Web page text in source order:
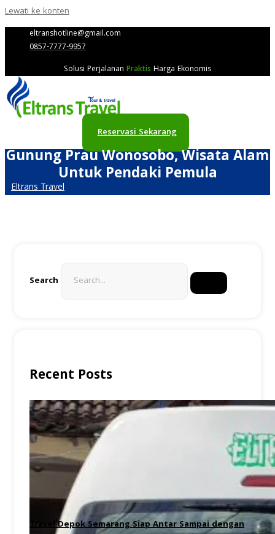
Lewati ke konten
eltranshotline@gmail.com
0857-7777-9957
Solusi Perjalanan Praktis Harga Ekonomis
Reservasi Sekarang
Gunung Prau Wonosobo, Wisata Alam
Untuk Pendaki Pemula
Eltrans Travel
Search
Recent Posts
Travel Depok Semarang Siap Antar Sampai dengan